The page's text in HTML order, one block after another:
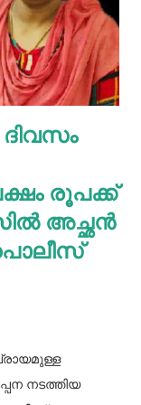
ശരീരത്തിൽ
ആസിഡ്
പ്യൂരിൻ
ദിവസം
രൂപക്ക്
അച്ഛൻ
നടത്തിയ